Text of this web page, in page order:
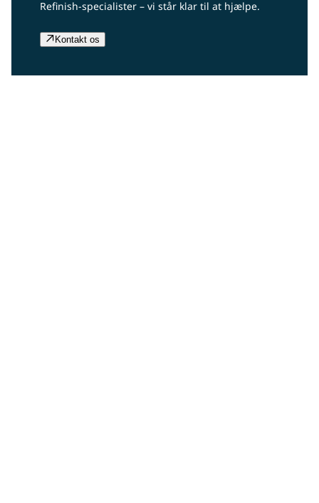
Refinish-specialister – vi står klar til at hjælpe.
Kontakt os